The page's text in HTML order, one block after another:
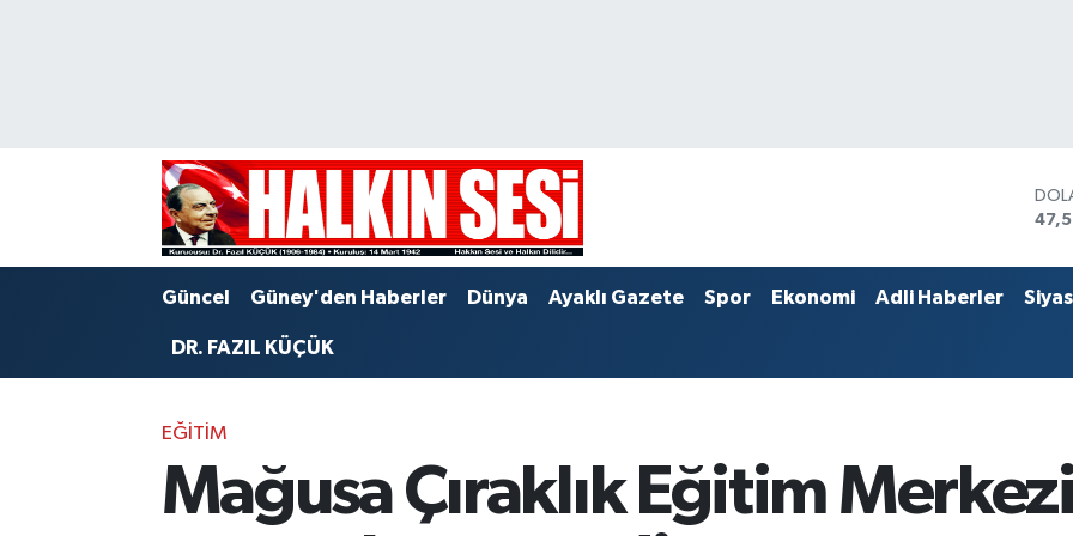
Güncel Güney'den Haberler Dünya Ayaklı Gazete Spor Ekonomi Adli Haberler
DR. FAZIL KÜÇÜK
EĞİTİM
Mağusa Çıraklık Eğitim
Trafik Durumu
Puan Durumu ve Fikstür